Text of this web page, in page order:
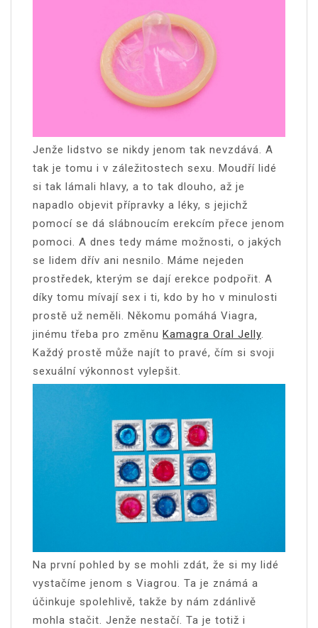
Jenže lidstvo se nikdy jenom tak nevzdává. A
tak je tomu i v záležitostech sexu. Moudří lidé
si tak lámali hlavy, a to tak dlouho, až je
napadlo objevit přípravky a léky, s jejichž
pomocí se dá slábnoucím erekcím přece jenom
pomoci. A dnes tedy máme možnosti, o jakých
se lidem dřív ani nesnilo. Máme nejeden
prostředek, kterým se dají erekce podpořit. A
díky tomu mívají sex i ti, kdo by ho v minulosti
prostě už neměli. Někomu pomáhá Viagra,
jinému třeba pro změnu Kamagra Oral Jelly.
Každý prostě může najít to pravé, čím si svoji
sexuální výkonnost vylepšit.
Na první pohled by se mohli zdát, že si my lidé
vystačíme jenom s Viagrou. Ta je známá a
účinkuje spolehlivě, takže by nám zdánlivě
mohla stačit. Jenže nestačí. Ta je totiž i